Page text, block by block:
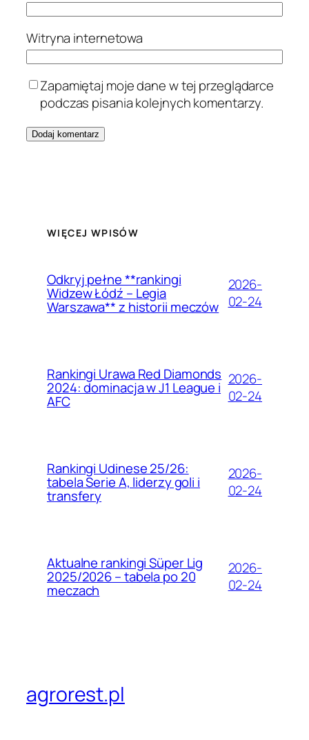
Witryna internetowa
Zapamiętaj moje dane w tej przeglądarce
podczas pisania kolejnych komentarzy.
WIĘCEJ WPISÓW
Odkryj pełne **rankingi
Widzew Łódź – Legia
Warszawa** z historii meczów
2026-
02-24
Rankingi Urawa Red Diamonds
2024: dominacja w J1 League i
AFC
2026-
02-24
Rankingi Udinese 25/26:
tabela Serie A, liderzy goli i
transfery
2026-
02-24
Aktualne rankingi Süper Lig
2025/2026 – tabela po 20
meczach
2026-
02-24
agrorest.pl